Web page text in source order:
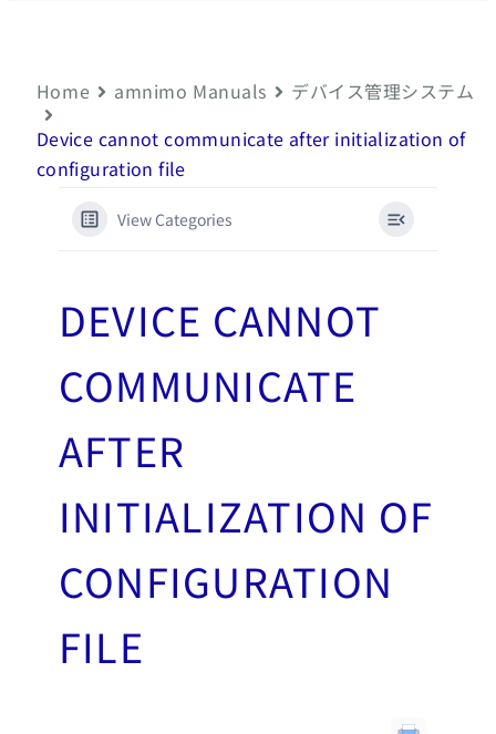
Home amnimo Manuals
デバイス管理システム
Device cannot communicate after initialization of
configuration file
View Categories
DEVICE CANNOT
COMMUNICATE
AFTER
INITIALIZATION OF
CONFIGURATION
FILE